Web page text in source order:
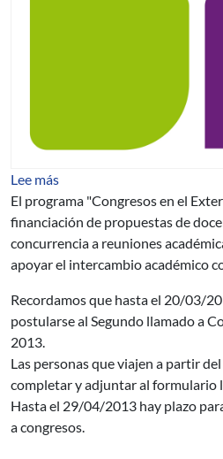
Lee mássobre Segundo llamado a
El programa "Congresos en el
financiación de propuestas de
concurrencia a reuniones
apoyar el intercambio académico
Recordamos que hasta el 20/03/
postularse al Segundo llamado a
2013.
Las personas que viajen a partir
completar y adjuntar al formulario
Hasta el 29/04/2013 hay plazo
a congresos.